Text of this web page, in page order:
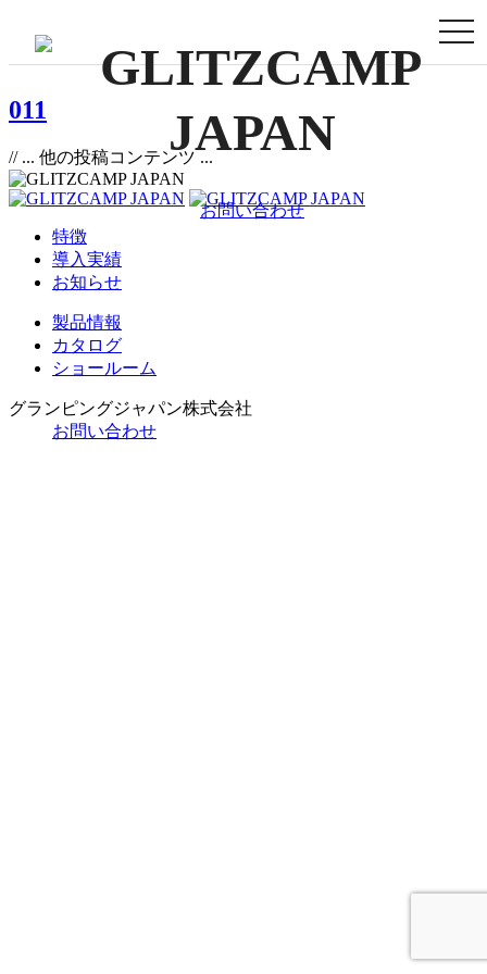
お問い合わせ
011
// ... 他の投稿コンテンツ ...
特徴
導入実績
お知らせ
製品情報
カタログ
ショールーム
グランピングジャパン株式会社
お問い合わせ